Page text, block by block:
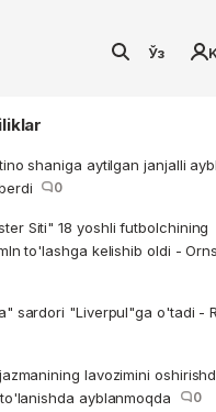
Ўз
shaniga aytilgan janjalli
0
Siti" 18 yoshli futbolchining
to'lashga kelishib oldi -
sardori "Liverpul"ga o'tadi -
lavozimini
ayblanmoqda
0